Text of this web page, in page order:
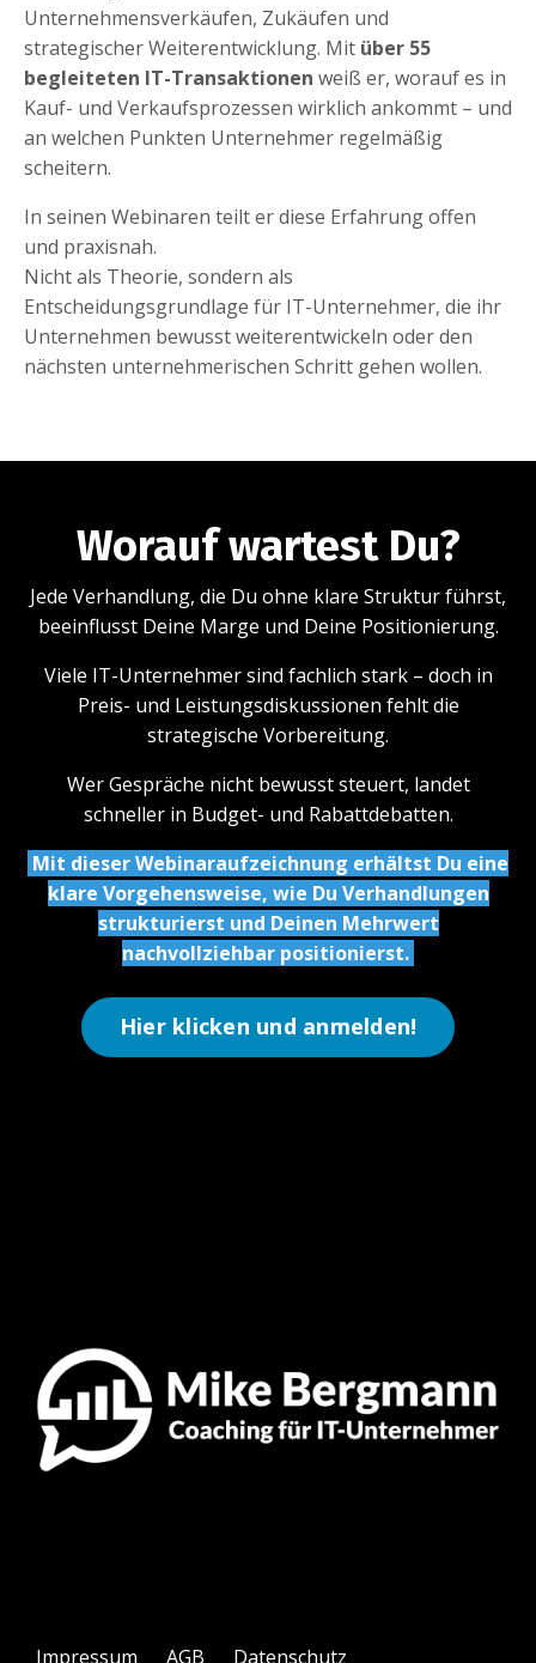
Unternehmensverkäufen, Zukäufen und
strategischer Weiterentwicklung. Mit über 55
begleiteten IT-Transaktionen weiß er, worauf es in
Kauf- und Verkaufsprozessen wirklich ankommt – und
an welchen Punkten Unternehmer regelmäßig
scheitern.
In seinen Webinaren teilt er diese Erfahrung offen
und praxisnah.
Nicht als Theorie, sondern als
Entscheidungsgrundlage für IT-Unternehmer, die ihr
Unternehmen bewusst weiterentwickeln oder den
nächsten unternehmerischen Schritt gehen wollen.
Worauf wartest Du?
Jede Verhandlung, die Du ohne klare Struktur führst,
beeinflusst Deine Marge und Deine Positionierung.
Viele IT-Unternehmer sind fachlich stark – doch in
Preis- und Leistungsdiskussionen fehlt die
strategische Vorbereitung.
Wer Gespräche nicht bewusst steuert, landet
schneller in Budget- und Rabattdebatten.
Mit dieser Webinaraufzeichnung erhältst Du eine
klare Vorgehensweise, wie Du Verhandlungen
strukturierst und Deinen Mehrwert
nachvollziehbar positionierst.
Hier klicken und anmelden!
Impressum AGB Datenschutz